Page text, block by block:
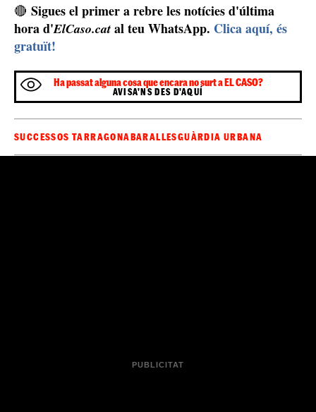
🔴 Sigues el primer a rebre les notícies d'última
hora d'ElCaso.cat al teu WhatsApp. Clica aquí, és
gratuït!
Ha passat alguna cosa que encara no surt a EL CASO?
AVISA'NS DES D'AQUÍ
SUCCESSOS TARRAGONABARALLESGUÀRDIA URBANA